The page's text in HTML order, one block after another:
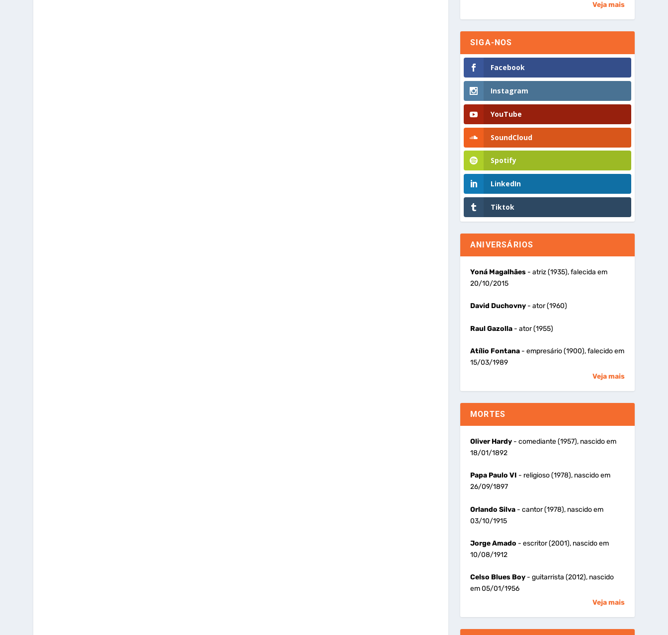
Veja mais
SIGA-NOS
Facebook
Instagram
YouTube
SoundCloud
Spotify
LinkedIn
Tiktok
ANIVERSÁRIOS
Yoná Magalhães- atriz (1935), falecida em
20/10/2015
David Duchovny- ator (1960)
Raul Gazolla- ator (1955)
Atílio Fontana- empresário (1900), falecido em
15/03/1989
Veja mais
MORTES
Oliver Hardy- comediante (1957), nascido em
18/01/1892
Papa Paulo VI - religioso (1978), nascido em
26/09/1897
Orlando Silva- cantor (1978), nascido em
03/10/1915
Jorge Amado - escritor (2001), nascido em
10/08/1912
Celso Blues Boy- guitarrista (2012), nascido
em 05/01/1956
Veja mais